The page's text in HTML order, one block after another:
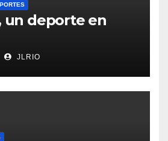
un deporte en
JLRIO